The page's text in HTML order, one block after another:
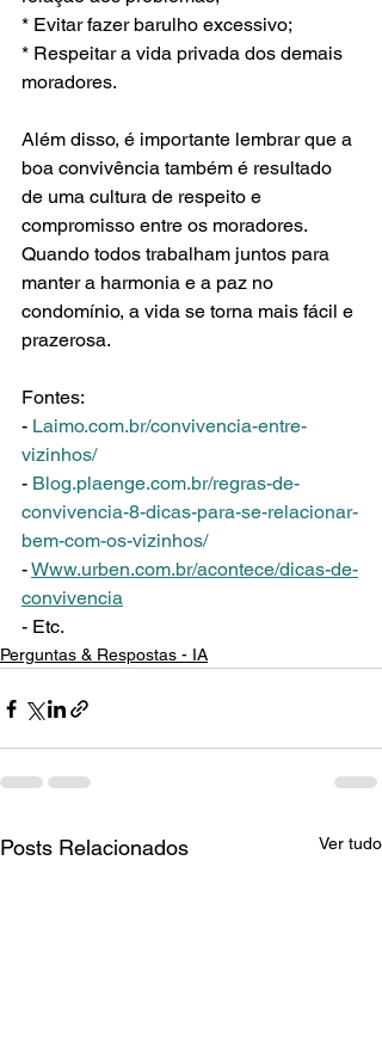
* Evitar fazer barulho excessivo;
* Respeitar a vida privada dos demais
moradores.
Além disso, é importante lembrar que a
boa convivência também é resultado
de uma cultura de respeito e
compromisso entre os moradores.
Quando todos trabalham juntos para
manter a harmonia e a paz no
condomínio, a vida se torna mais fácil e
prazerosa.
Fontes:
- Laimo.com.br/convivencia-entre-
vizinhos/
- Blog.plaenge.com.br/regras-de-
convivencia-8-dicas-para-se-relacionar-
bem-com-os-vizinhos/
- Www.urben.com.br/acontece/dicas-de-
convivencia
- Etc.
Perguntas & Respostas - IA
Posts Relacionados Ver tudo